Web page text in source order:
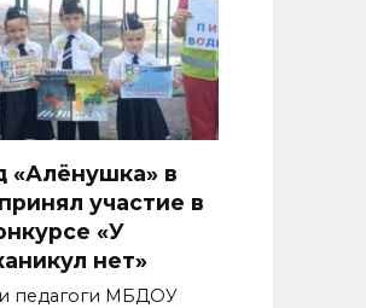
«Алёнушка» в
участие в
«У
нет»
педагоги МБДОУ